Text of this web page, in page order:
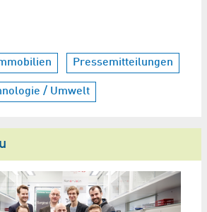
Pressemitteilungen
/ Umwelt